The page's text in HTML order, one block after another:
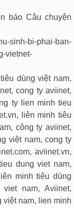
báo Câu chuyện
sinh-bi-phai-ban-
vietnet-
dùng việt nam,
cong ty aviinet,
ty lien minh tieu
liên minh tiêu
công ty aviinet,
việt nam, cong ty
aviinet.vn,
dung viet nam,
minh tiêu dùng
nam, Aviinet,
việt nam, lien minh